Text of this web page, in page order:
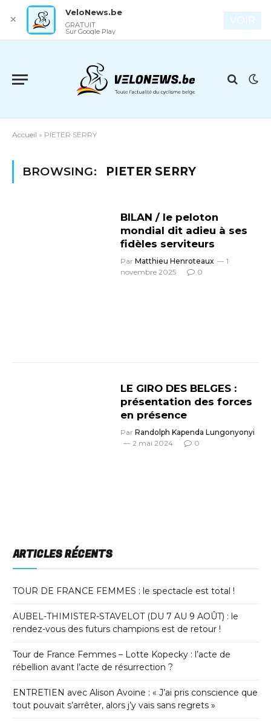
Accueil » PIETER SERRY
BROWSING: PIETER SERRY
BILAN / le peloton
mondial dit adieu à ses
fidèles serviteurs
Par Matthieu Henroteaux
1
novembre 2025
0
LE GIRO DES BELGES :
présentation des forces
en présence
Par Randolph Kapenda Lungonyonyi
2 mai 2024
0
ARTICLES RÉCENTS
TOUR DE FRANCE FEMMES : le spectacle est total !
AUBEL-THIMISTER-STAVELOT (DU 7 AU 9 AOÛT) : le
rendez-vous des futurs champions est de retour !
Tour de France Femmes – Lotte Kopecky : l’acte de
rébellion avant l’acte de résurrection ?
ENTRETIEN avec Alison Avoine : « J’ai pris conscience que
tout pouvait s’arrêter, alors j’y vais sans regrets »
✕
VeloNews.be
GRATUIT
Sur Google Play
VOIR